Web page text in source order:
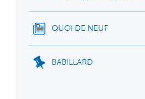
QUOI DE NEUF
BABILLARD